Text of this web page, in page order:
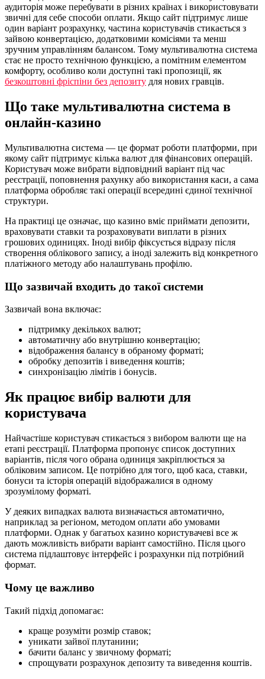
аудиторія може перебувати в різних країнах і використовувати
звичні для себе способи оплати. Якщо сайт підтримує лише
один варіант розрахунку, частина користувачів стикається з
зайвою конвертацією, додатковими комісіями та менш
зручним управлінням балансом. Тому мультивалютна система
стає не просто технічною функцією, а помітним елементом
комфорту, особливо коли доступні такі пропозиції, як
безкоштовні фріспіни без депозиту для нових гравців.
Що таке мультивалютна система в
онлайн-казино
Мультивалютна система — це формат роботи платформи, при
якому сайт підтримує кілька валют для фінансових операцій.
Користувач може вибрати відповідний варіант під час
реєстрації, поповнення рахунку або використання каси, а сама
платформа обробляє такі операції всередині єдиної технічної
структури.
На практиці це означає, що казино вміє приймати депозити,
враховувати ставки та розраховувати виплати в різних
грошових одиницях. Іноді вибір фіксується відразу після
створення облікового запису, а іноді залежить від конкретного
платіжного методу або налаштувань профілю.
Що зазвичай входить до такої системи
Зазвичай вона включає:
підтримку декількох валют;
автоматичну або внутрішню конвертацію;
відображення балансу в обраному форматі;
обробку депозитів і виведення коштів;
синхронізацію лімітів і бонусів.
Як працює вибір валюти для
користувача
Найчастіше користувач стикається з вибором валюти ще на
етапі реєстрації. Платформа пропонує список доступних
варіантів, після чого обрана одиниця закріплюється за
обліковим записом. Це потрібно для того, щоб каса, ставки,
бонуси та історія операцій відображалися в одному
зрозумілому форматі.
У деяких випадках валюта визначається автоматично,
наприклад за регіоном, методом оплати або умовами
платформи. Однак у багатьох казино користувачеві все ж
дають можливість вибрати варіант самостійно. Після цього
система підлаштовує інтерфейс і розрахунки під потрібний
формат.
Чому це важливо
Такий підхід допомагає:
краще розуміти розмір ставок;
уникати зайвої плутанини;
бачити баланс у звичному форматі;
спрощувати розрахунок депозиту та виведення коштів.